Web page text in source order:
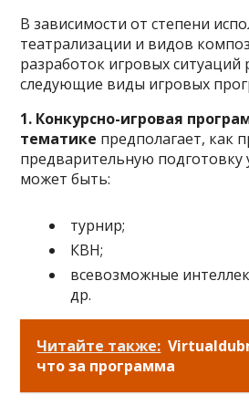
В зависимости от степени
театрализации и видов
разработок игровых ситуаций
следующие виды игровых
1. Конкурсно-игровая
тематике предполагает, как
предварительную подготовку
может быть:
турнир;
КВН;
всевозможные
др.
Читайте также:
что за программа